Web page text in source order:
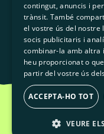
contingut, anuncis i
trànsit. També
el vostre ús del nostre
socis publicitaris i
combinar-la amb altra
heu proporcionat o
partir del vostre ús
ACCEPTA-HO TOT
VEURE